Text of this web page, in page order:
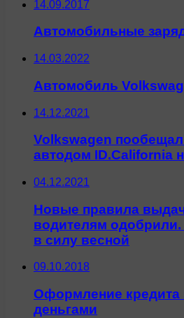
14.09.2017
Автомобильные
14.03.2022
Автомобиль
14.12.2021
Volkswagen
автодом ID.California
04.12.2021
Новые правила
водителям одобрили.
в силу весной
09.10.2018
Оформление
деньгами